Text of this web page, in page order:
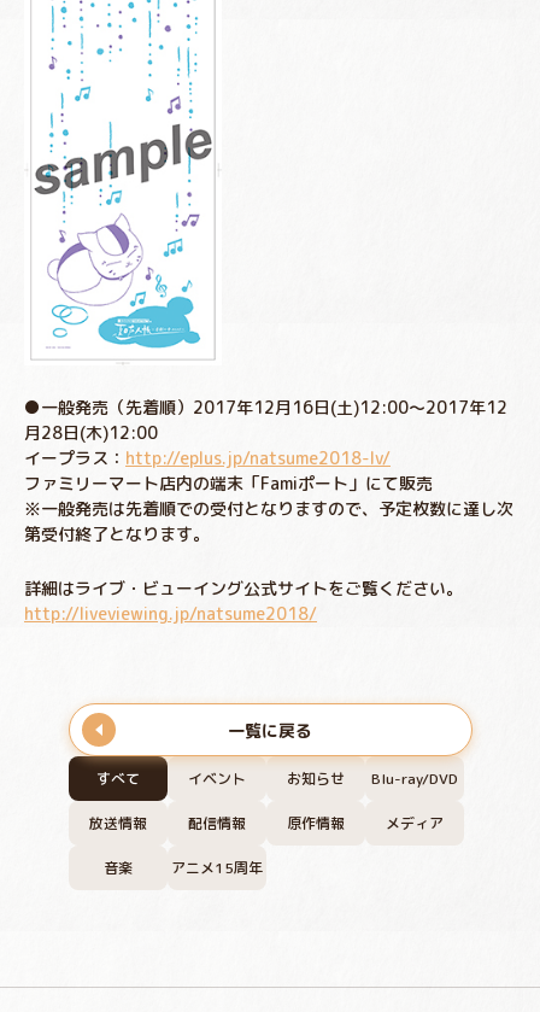
すべて イベント お知らせ Blu-ray/DVD
放送情報 配信情報 原作情報 メディア
音楽 アニメ15周年
●一般発売（先着順）2017年12月16日(土)12:00～2017年12
月28日(木)12:00
イープラス： http://eplus.jp/natsume2018-lv/
ファミリーマート店内の端末「Famiポート」にて販売
※一般発売は先着順での受付となりますので、予定枚数に達し次
第受付終了となります。
詳細はライブ・ビューイング公式サイトをご覧ください。
http://liveviewing.jp/natsume2018/
一覧に戻る